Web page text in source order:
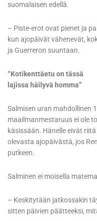
suomalaisen edellä.
– Piste-erot ovat pienet ja
kun ajopäivät vähenevät,
ja Guerreron suuntaan.
“Kotikenttäetu on tässä
lajissa häilyvä homma”
Salmisen uran mahdollinen
maailmanmestaruus ei ole
käsissään. Hänelle eivät
olevasta ajopäivästä, jos
putkeen.
Salminen ei moisella
– Keskitytään jatkossakin
sitten päivien päätteeksi,